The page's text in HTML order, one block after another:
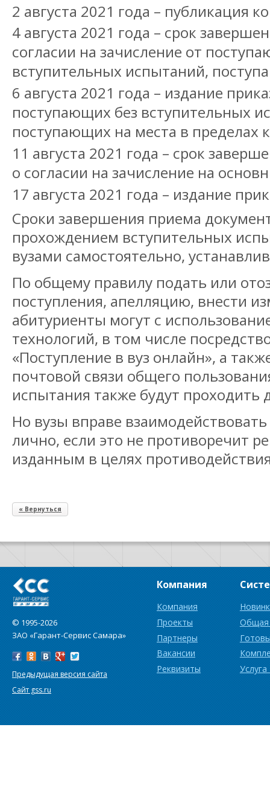
2 августа 2021 года – публикация
4 августа 2021 года – срок
согласии на зачисление от
вступительных испытаний,
6 августа 2021 года – издание
поступающих без вступительных
поступающих на места в пределах
11 августа 2021 года – срок
о согласии на зачисление на
17 августа 2021 года – издание
Сроки завершения приема
прохождением вступительных
вузами самостоятельно,
По общему правилу подать или
поступления, апелляцию, внести
абитуриенты могут с
технологий, в том числе
«Поступление в вуз онлайн», а
почтовой связи общего
испытания также будут проходить
Но вузы вправе
лично, если это не противоречит
изданным в целях
« Вернуться
© 1995-2026
ЗАО «Гарант-Сервис Самара»
Предыдущая версия сайта
Сайт gss.ru
Компания
Компания
Проекты
Партнеры
Вакансии
Реквизиты
Общая